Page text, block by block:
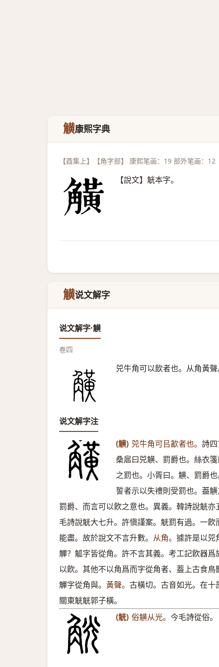
觵康熙字典
【酉集上】【角字部】 康熙笔画：19 部外笔画：12
【說文】觥本字。
觵说文解字
说文解字·觵
卷四
兕牛角可以飲者也。从角黃
说文解字注
(觵) 兕牛角可㠯㱃者也。 詩
桑扈曰兕觵、罰爵也。絲衣
之罰也。小胥曰。觵、罰爵
誓者示以失禮則受罰也。葢
罰爵、而言可以飮之意也。異義。韓詩說觥
毛詩說觥大七升。許愼謹案。觥罰有過。一
能盡。故於說文不言升數。 从角。 據許是以兕
觶？觚字皆從角。許不言其義。考工記飮器
以飮。其他不以角爲而字從角者、葢上古食
觶字從角與。 黃聲。 古橫切。古音如光。在十
關東觥觥郭子橫。
(觥) 俗觵从光。 今毛詩從俗。